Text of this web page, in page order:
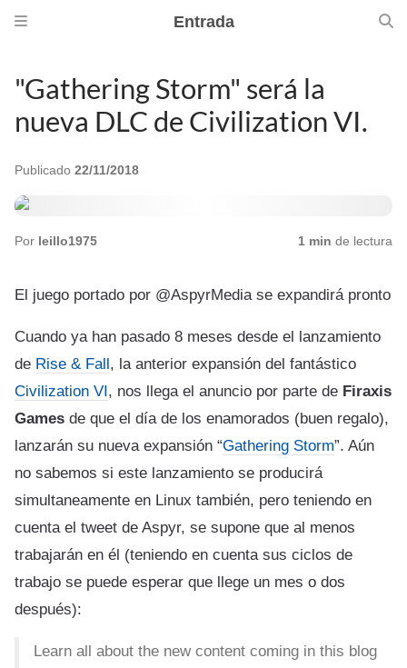
Entrada
"Gathering Storm" será la
nueva DLC de Civilization VI.
Publicado 22/11/2018
Por leillo1975 1 min de lectura
El juego portado por @AspyrMedia se expandirá pronto
Cuando ya han pasado 8 meses desde el lanzamiento
de Rise & Fall, la anterior expansión del fantástico
Civilization VI, nos llega el anuncio por parte de Firaxis
Games de que el día de los enamorados (buen regalo),
lanzarán su nueva expansión “Gathering Storm”. Aún
no sabemos si este lanzamiento se producirá
simultaneamente en Linux también, pero teniendo en
cuenta el tweet de Aspyr, se supone que al menos
trabajarán en él (teniendo en cuenta sus ciclos de
trabajo se puede esperar que llege un mes o dos
después):
Learn all about the new content coming in this blog